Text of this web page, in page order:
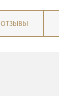
ОТЗЫВЫ